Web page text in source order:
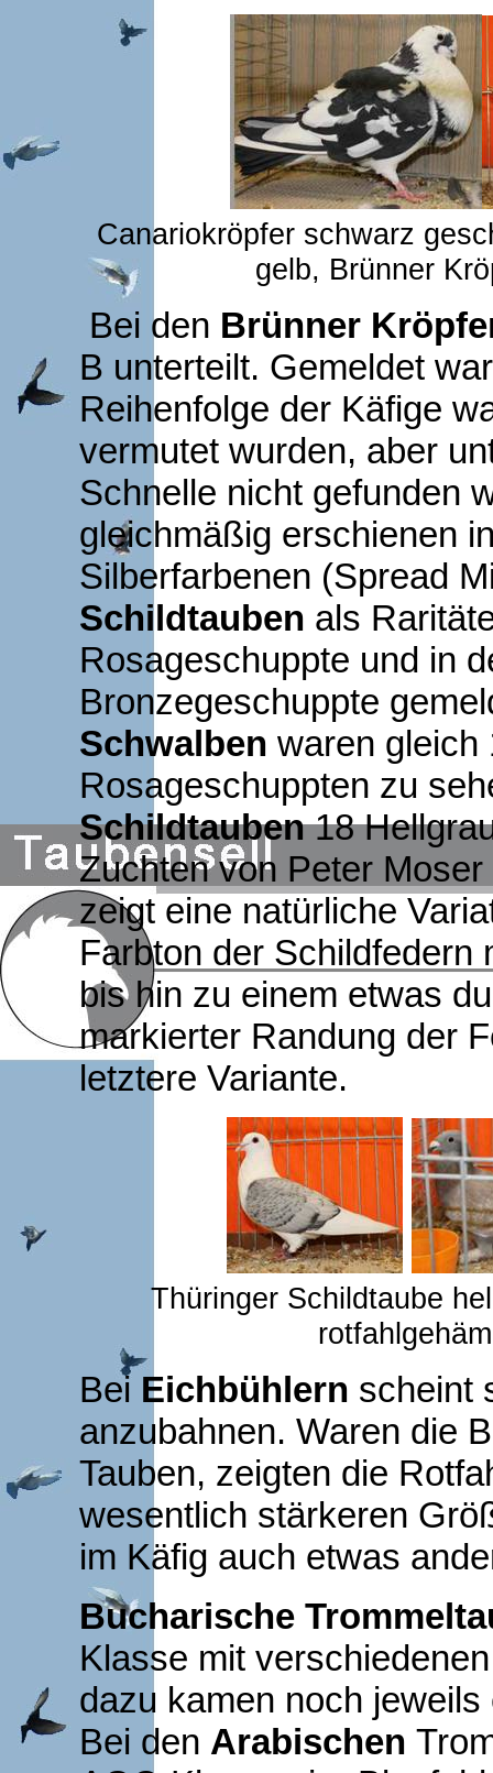
Canariokröpfer schwarz
gelb, Brünner
Bei den Brünner
B unterteilt. Gemeldet
Reihenfolge der Käfige
vermutet wurden, aber
Schnelle nicht gefunden
gleichmäßig erschienen
Silberfarbenen (Spread
Schildtauben als
Rosageschuppte und in
Bronzegeschuppte
Schwalben waren gleich
Rosageschuppten zu
Schildtauben18
Zuchten von Peter
zeigt eine natürliche
Farbton der Schildfedern
bis hin zu einem etwas
markierter Randung der
letztere Variante.
Thüringer Schildtaube
Bei Eichbühlern scheint
anzubahnen. Waren die
Tauben, zeigten die
wesentlich stärkeren
im Käfig auch etwas
Bucharische
Klasse mit
dazu kamen noch
Bei den Arabischen